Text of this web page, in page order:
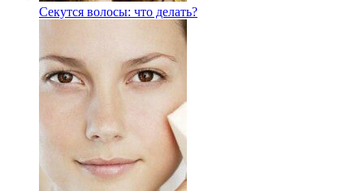
Секутся волосы: что делать?